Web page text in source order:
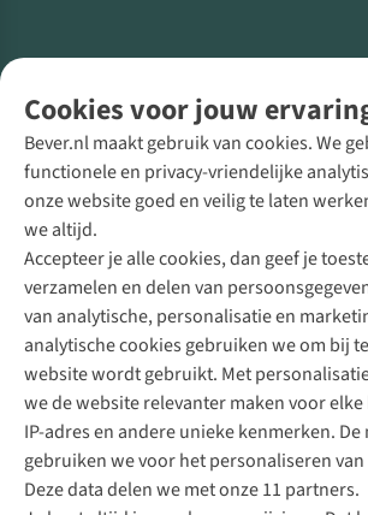
Cookies voor jouw
Bever.nl maakt gebruik van cookies. We
functionele en privacy-vriendelijke
onze website goed en veilig te laten
we altijd.
Accepteer je alle cookies, dan geef je
verzamelen en delen van
van analytische, personalisatie en
analytische cookies gebruiken we om bij
website wordt gebruikt. Met
we de website relevanter maken voor
IP-adres en andere unieke kenmerken.
gebruiken we voor het personaliseren
Deze data delen we met onze 11 partners.
Direct advies van een Buitenexpert
+31 (0)85 888 50 88
+31 6 12 28 49 80
Contactformulier